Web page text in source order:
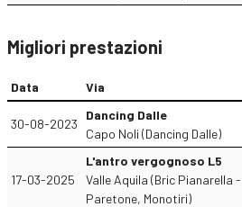
Migliori prestazioni
Data Via
30-08-2023
Dancing Dalle
Capo Noli (Dancing Dalle)
17-03-2025
L'antro vergognoso L5
Valle Aquila (Bric Pianarella -
Paretone, Monotiri)